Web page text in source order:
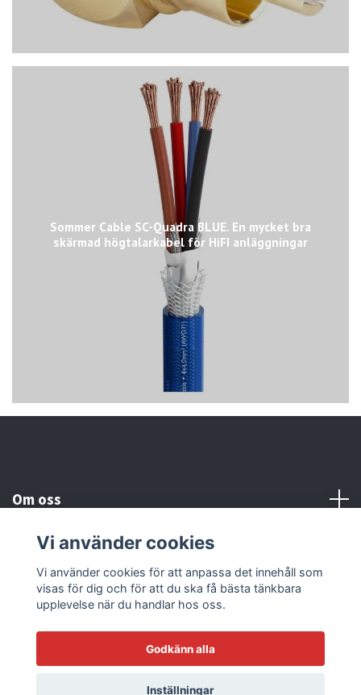
Sommer Cable SC-Quadra BLUE. En mycket bra
skärmad högtalarkabel för HiFI anläggningar
Om oss
Kundtjänst
Läs mer
© 2026 Sonicstore77Powered by Quickbutik
Vi använder cookies
Vi använder cookies för att anpassa det innehåll som
visas för dig och för att du ska få bästa tänkbara
upplevelse när du handlar hos oss.
Godkänn alla
Inställningar